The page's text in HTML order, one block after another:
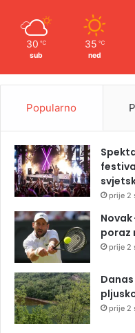
30 ℃
sub
35 ℃
ned
Popularno
prije 2
poraz
prije 2
prije 2